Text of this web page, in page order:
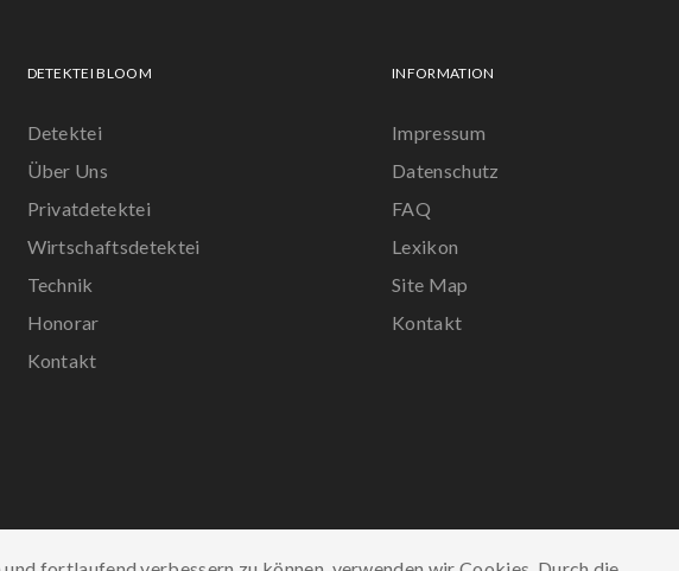
DETEKTEI BLOOM
Detektei
Über Uns
Privatdetektei
Wirtschaftsdetektei
Technik
Honorar
Kontakt
INFORMATION
Impressum
Datenschutz
FAQ
Lexikon
Site Map
Kontakt